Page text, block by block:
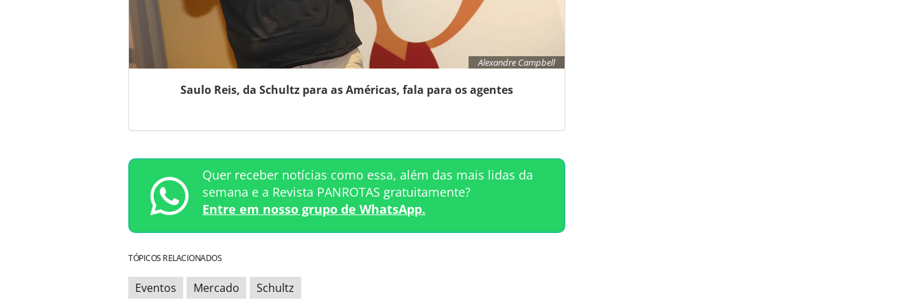
Alexandre Campbell
Saulo Reis, da Schultz para as Américas, fala para os agentes
Quer receber notícias como essa, além das mais lidas da
semana e a Revista PANROTAS gratuitamente?
Entre em nosso grupo de WhatsApp.
TÓPICOS RELACIONADOS
Eventos Mercado Schultz